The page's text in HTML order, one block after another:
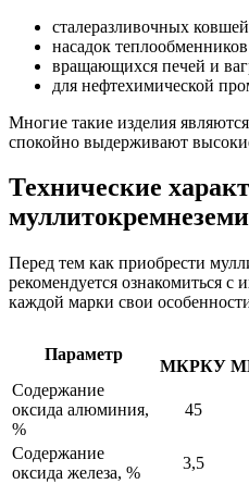
сталеразливочных
насадок
вращающихся печей и
для нефтехимической
Многие такие изделия
спокойно выдерживают
Технические
Перед тем как приобрести
рекомендуется ознакомиться
каждой марки свои
Параметр
МКРКУ
Содержание
оксида алюминия,
%
45
Содержание
оксида железа, %
3,5